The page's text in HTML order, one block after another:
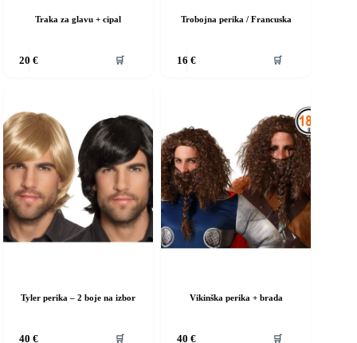
Traka za glavu + cipal
20€ 🛒
Trobojna perika / Francuska
16€ 🛒
proizvod
se
mogu
odabrati
na
stranici
proizvoda
Tyler perika – 2 boje na izbor
40€ 🛒
Vikinška perika + brada
40€ 🛒